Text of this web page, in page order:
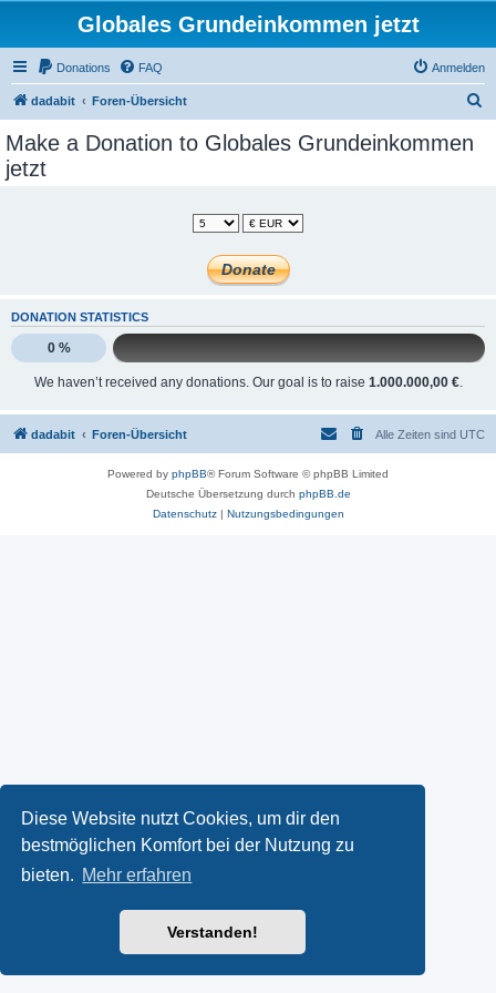
Diese Website nutzt Cookies, um dir den
bestmöglichen Komfort bei der Nutzung zu
bieten. Mehr erfahren
Verstanden!
Globales Grundeinkommen jetzt
Donations FAQ Anmelden
dadabit Foren-Übersicht
Make a Donation to Globales Grundeinkommen
jetzt
DONATION STATISTICS
0 %
We haven’t received any donations. Our goal is to raise 1.000.000,00 €.
dadabit Foren-Übersicht Alle Zeiten sind UTC
Powered by phpBB® Forum Software © phpBB Limited
Deutsche Übersetzung durch phpBB.de
Datenschutz| Nutzungsbedingungen